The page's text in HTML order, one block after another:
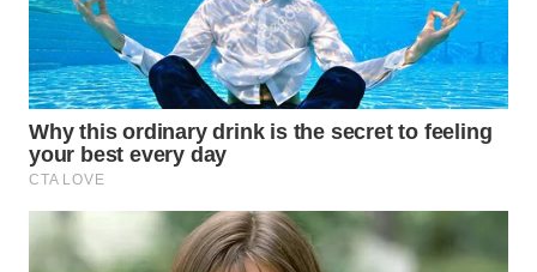
WAHANA
ADVOKAT
WAHANA
INFRASTRUKTUR
WAHANA
KONSUMEN